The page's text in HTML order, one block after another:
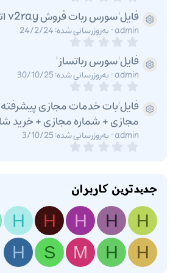
0
0
س
ر
ه
آیکون فایل
فایل'سورس ربات فروش v2ray اتوماتیک'
admin به‌روزرسانی شده:24/2/24
0
0
س
ر
ه
آیکون فایل
فایل'سورس رباتساز'
admin به‌روزرسانی شده:30/10/25
0
0
س
ت
ا
آیکون فایل
فایل'بات خدمات مجازی
مجازی + شماره مجازی + خرید
admin به‌روزرسانی شده:3/10/25
ر
ه
جدیدترین کاربران
H
H
H
H
H
H
H
M
S
H